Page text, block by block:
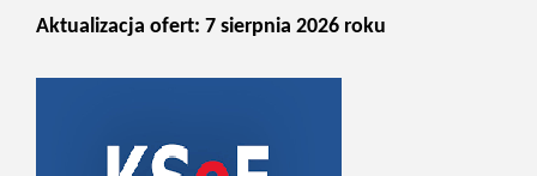
Aktualizacja ofert: 7 sierpnia 2026 roku